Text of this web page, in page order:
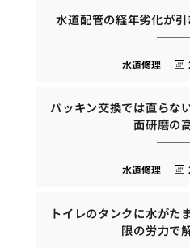
水道配管の経年劣化が
水道修理
パッキン交換では直らな
面研磨の
水道修理
トイレのタンクに水がた
限の労力で